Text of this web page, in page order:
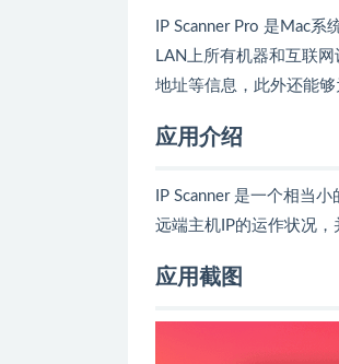
IP Scanner Pro 是Mac
LAN上所有机器和互联
地址等信息，此外还能
应用介绍
IP Scanner 是一个相当
远端主机IP的运作状况，
应用截图